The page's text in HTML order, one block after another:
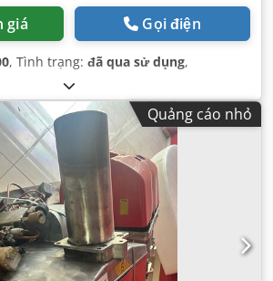
giá Gọi điện
, Tình trạng: đã qua sử dụng,
Quảng cáo nhỏ